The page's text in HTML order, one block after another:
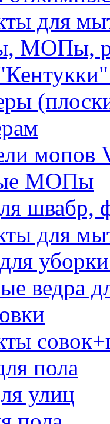
для
МОПы,
мопов
МОПы
швабр,
для
ведра
пола
улиц